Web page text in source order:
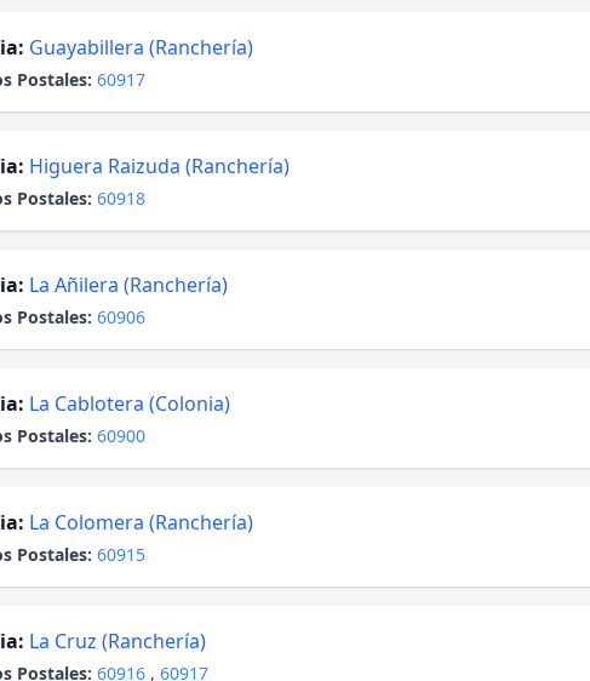
Guayabillera (Ranchería)
Postales: 60917
Higuera Raizuda (Ranchería)
Postales: 60918
La Añilera (Ranchería)
Postales: 60906
La Cablotera (Colonia)
Postales: 60900
La Colomera (Ranchería)
Postales: 60915
La Cruz (Ranchería)
Postales: 60916 , 60917